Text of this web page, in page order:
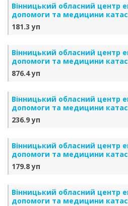
Вінницький обласний центр
допомоги та медицини
181.3 уп
Вінницький обласний центр
допомоги та медицини
876.4 уп
Вінницький обласний центр
допомоги та медицини
236.9 уп
Вінницький обласний центр
допомоги та медицини
179.8 уп
Вінницький обласний центр
допомоги та медицини